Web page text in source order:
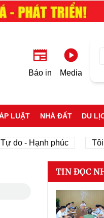
Báo in Media
LUẬT NHÀ ĐẤT DU
Hạnh phúc Tôi yêu
TIN ĐỌC